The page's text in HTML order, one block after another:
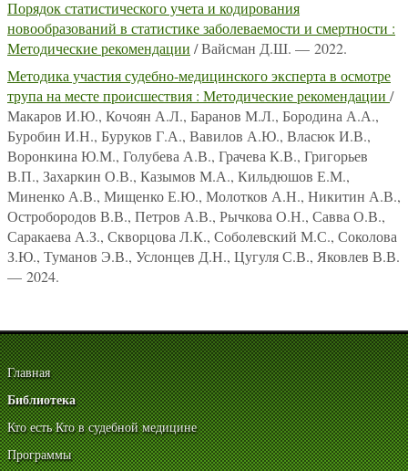
Порядок статистического учета и кодирования
новообразований в статистике заболеваемости и смертности :
Методические рекомендации / Вайсман Д.Ш. — 2022.
Методика участия судебно-медицинского эксперта в осмотре
трупа на месте происшествия : Методические рекомендации /
Макаров И.Ю., Кочоян А.Л., Баранов М.Л., Бородина А.А.,
Буробин И.Н., Буруков Г.А., Вавилов А.Ю., Власюк И.В.,
Воронкина Ю.М., Голубева А.В., Грачева К.В., Григорьев
В.П., Захаркин О.В., Казымов М.А., Кильдюшов Е.М.,
Миненко А.В., Мищенко Е.Ю., Молотков А.Н., Никитин А.В.,
Остробородов В.В., Петров А.В., Рычкова О.Н., Савва О.В.,
Саракаева А.З., Скворцова Л.К., Соболевский М.С., Соколова
З.Ю., Туманов Э.В., Услонцев Д.Н., Цугуля С.В., Яковлев В.В.
— 2024.
Главная
Библиотека
Кто есть Кто в судебной медицине
Программы